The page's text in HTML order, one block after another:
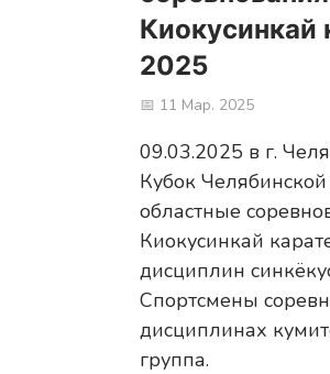
Киокусинкай
2025
📅 11 Мар. 2025
09.03.2025 в г.
Кубок
областные
Киокусинкай
дисциплин
Спортсмены
дисциплинах
группа.